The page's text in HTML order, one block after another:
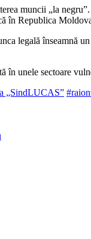
muncii „la
în Republica
legală înseamnă
în unele sectoare
„SindLUCAS”